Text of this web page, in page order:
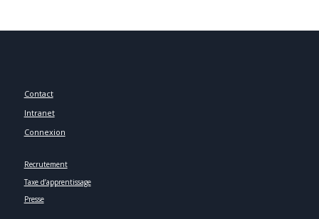
Contact
Intranet
Connexion
Recrutement
Taxe d’apprentissage
Presse